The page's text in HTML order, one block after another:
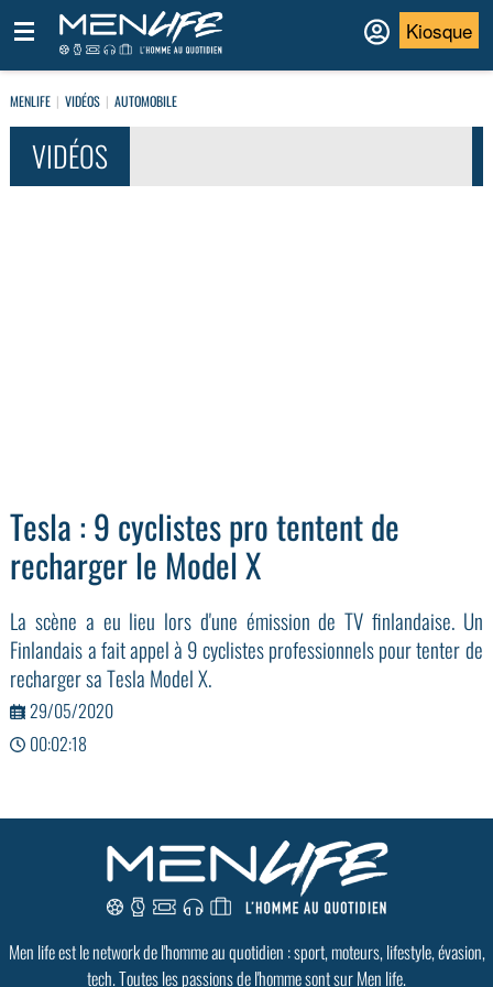
Kiosque
MENLIFE VIDÉOS AUTOMOBILE
VIDÉOS
Tesla : 9 cyclistes pro tentent de
recharger le Model X
La scène a eu lieu lors d'une émission de TV finlandaise. Un
Finlandais a fait appel à 9 cyclistes professionnels pour tenter de
recharger sa Tesla Model X.
29/05/2020
00:02:18
Men life est le network de l'homme au quotidien : sport, moteurs, lifestyle, évasion,
tech. Toutes les passions de l'homme sont sur Men life.